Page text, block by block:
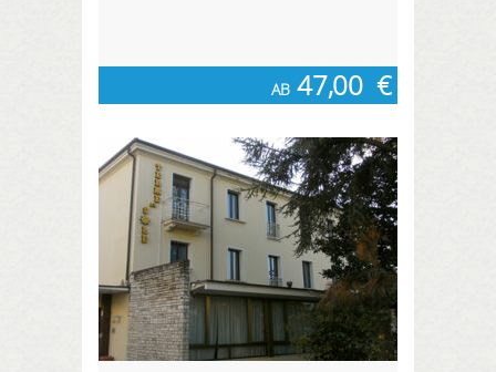
AB 47,00 €